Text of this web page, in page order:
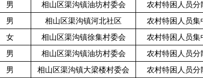
男 相山区渠沟镇油坊村委会 农村特困人员分
男 相山区渠沟镇河北社区 农村特困人员集
女 相山区渠沟镇徐集村委会 农村特困人员集
男 相山区渠沟镇油坊村委会 农村特困人员分
男 相山区渠沟镇大梁楼村委会 农村特困人员分